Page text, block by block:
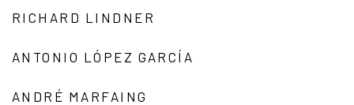
RICHARD LINDNER
ANTONIO LÓPEZ GARCÍA
ANDRÉ MARFAING